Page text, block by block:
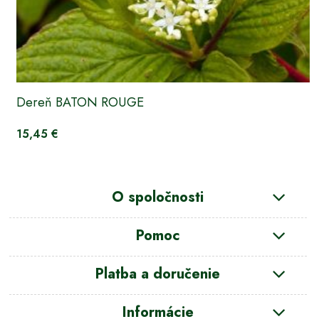
Dereň BATON ROUGE
15,45 €
O spoločnosti
Pomoc
Platba a doručenie
Informácie